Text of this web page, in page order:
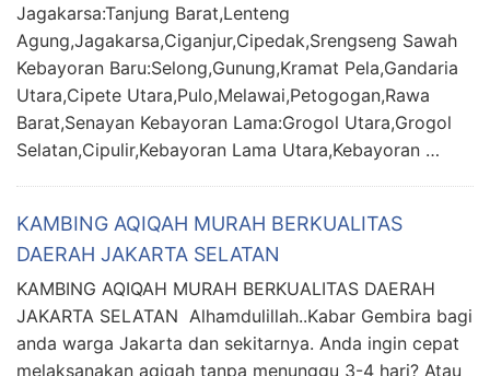
Jagakarsa:Tanjung Barat,Lenteng
Agung,Jagakarsa,Ciganjur,Cipedak,Srengseng Sawah
Kebayoran Baru:Selong,Gunung,Kramat Pela,Gandaria
Utara,Cipete Utara,Pulo,Melawai,Petogogan,Rawa
Barat,Senayan Kebayoran Lama:Grogol Utara,Grogol
Selatan,Cipulir,Kebayoran Lama Utara,Kebayoran …
KAMBING AQIQAH MURAH BERKUALITAS
DAERAH JAKARTA SELATAN
KAMBING AQIQAH MURAH BERKUALITAS DAERAH
JAKARTA SELATAN Alhamdulillah..Kabar Gembira bagi
anda warga Jakarta dan sekitarnya. Anda ingin cepat
melaksanakan aqiqah tanpa menunggu 3-4 hari? Atau